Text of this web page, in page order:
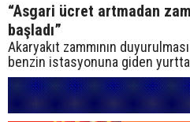
“Asgari ücret artmadan
başladı”
Akaryakıt zammının
benzin istasyonuna giden